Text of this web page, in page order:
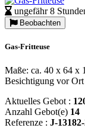
ungefähr 8
Beobachten
Gas-Fritteuse
Maße: ca. 40 x 64 x
Besichtigung vor Ort
Aktuelles Gebot :
Anzahl Gebot(e) 14
Referenze : J-